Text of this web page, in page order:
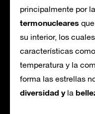
principalmente por
termonucleares
su interior, los
características
temperatura y la
forma las estrellas
diversidad y la